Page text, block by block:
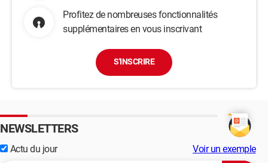
Profitez de nombreuses fonctionnalités
supplémentaires en vous inscrivant
S'INSCRIRE
NEWSLETTERS
Actu du jour Voir un exemple